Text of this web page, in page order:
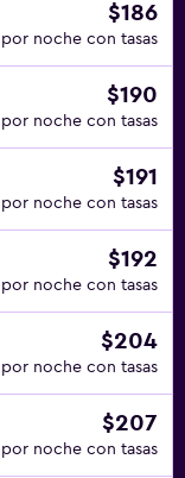
$186
por noche con tasas
$190
por noche con tasas
$191
por noche con tasas
$192
por noche con tasas
$204
por noche con tasas
$207
por noche con tasas